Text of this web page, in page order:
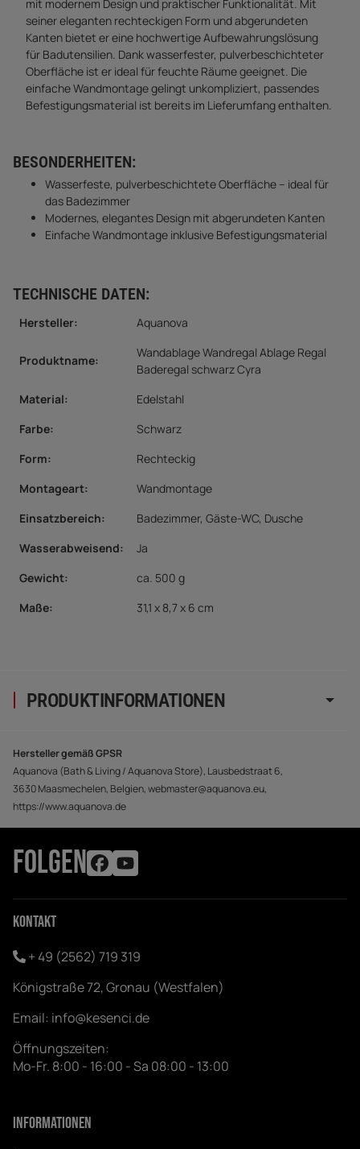
PRODUKTINFORMATIONEN
mit modernem Design und praktischer Funktionalität. Mit
seiner eleganten rechteckigen Form und abgerundeten
Kanten bietet er eine hochwertige Aufbewahrungslösung
für Badutensilien. Dank wasserfester, pulverbeschichteter
Oberfläche ist er ideal für feuchte Räume geeignet. Die
einfache Wandmontage gelingt unkompliziert, passendes
Befestigungsmaterial ist bereits im Lieferumfang enthalten.
BESONDERHEITEN:
Wasserfeste, pulverbeschichtete Oberfläche – ideal für
das Badezimmer
Modernes, elegantes Design mit abgerundeten Kanten
Einfache Wandmontage inklusive Befestigungsmaterial
TECHNISCHE DATEN:
Hersteller: Aquanova
Produktname:
Wandablage Wandregal Ablage Regal
Baderegal schwarz Cyra
Material:
Edelstahl
Farbe:
Schwarz
Form:
Rechteckig
Montageart:
Wandmontage
Einsatzbereich:
Badezimmer, Gäste-WC, Dusche
Wasserabweisend:
Ja
Gewicht:
ca. 500 g
Maße:
31,1 x 8,7 x 6 cm
Hersteller gemäß GPSR
Aquanova (Bath & Living / Aquanova Store), Lausbedstraat 6,
3630 Maasmechelen, Belgien, webmaster@aquanova.eu,
https://www.aquanova.de
FOLGEN
Kontakt
+ 49 (2562) 719 319
Königstraße 72, Gronau (Westfalen)
Email: info@kesenci.de
Öffnungszeiten:
Mo-Fr. 8:00 - 16:00 - Sa 08:00 - 13:00
Informationen